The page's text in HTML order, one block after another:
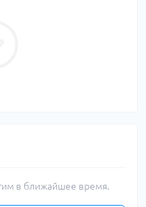
в ближайшее время.